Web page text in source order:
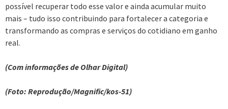
possível recuperar todo esse valor e ainda acumular muito
mais – tudo isso contribuindo para fortalecer a categoria e
transformando as compras e serviços do cotidiano em ganho
real.
(Com informações de Olhar Digital)
(Foto: Reprodução/Magnific/kos-51)